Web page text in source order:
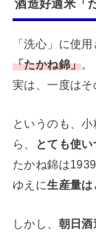
酒造好適米「
「洗心」に使
「たかね錦」
実は、一度は
というのも、
ら、
とても使い
たかね錦は
ゆえに生産量
しかし、 朝日酒